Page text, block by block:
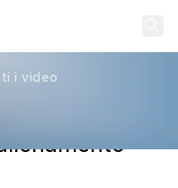
i video